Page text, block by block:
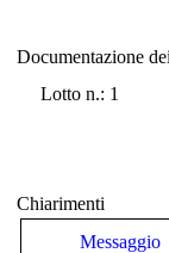
Documentazione
Lotto n.: 1
Chiarimenti
Messaggio